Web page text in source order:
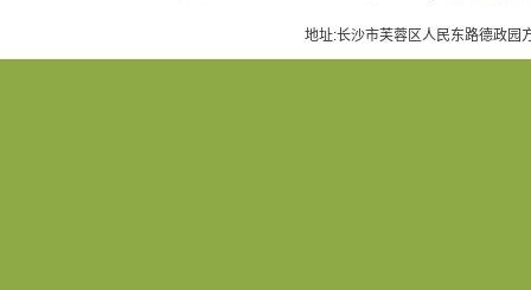
地址:长沙市芙蓉区人民东路德政园